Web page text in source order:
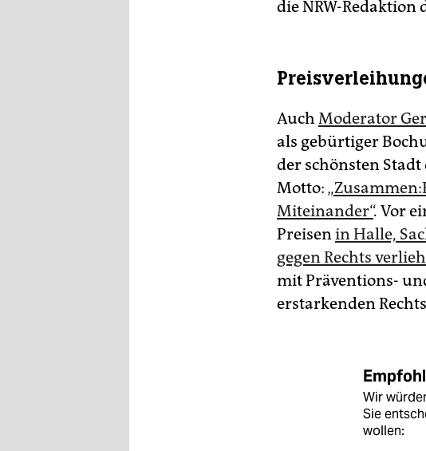
die NRW-Redaktion
Auch Moderator
als gebürtiger
der schönsten
Motto:
Miteinander“. Vor
Preisenin Halle,
gegen Rechts
mit Präventions-
erstarkenden
Wir
Sie
wollen: